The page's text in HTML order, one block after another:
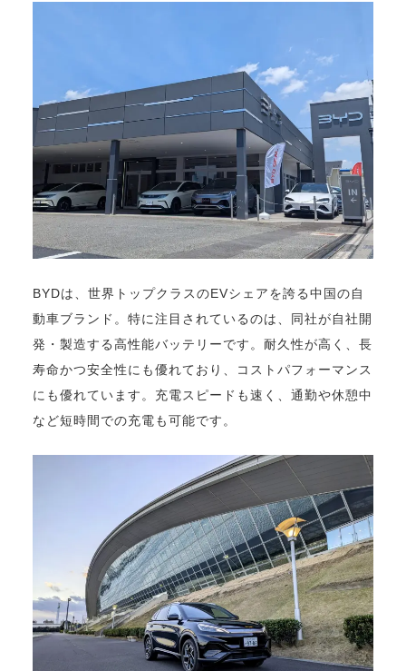
BYDは、世界トップクラスのEVシェアを誇る中国の自
動車ブランド。特に注目されているのは、同社が自社開
発・製造する高性能バッテリーです。耐久性が高く、長
寿命かつ安全性にも優れており、コストパフォーマンス
にも優れています。充電スピードも速く、通勤や休憩中
など短時間での充電も可能です。